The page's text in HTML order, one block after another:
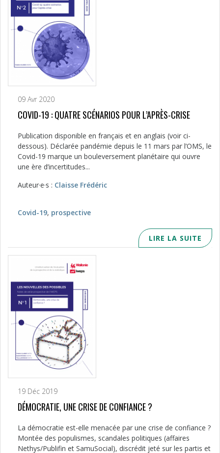
09 Avr 2020
COVID-19 : QUATRE SCÉNARIOS POUR L’APRÈS-CRISE
Publication disponible en français et en anglais (voir ci-
dessous). Déclarée pandémie depuis le 11 mars par l’OMS, le
Covid-19 marque un bouleversement planétaire qui ouvre
une ère d’incertitudes...
Auteur·e·s : Claisse Frédéric
Covid-19, prospective
LIRE LA SUITE
19 Déc 2019
DÉMOCRATIE, UNE CRISE DE CONFIANCE ?
La démocratie est-elle menacée par une crise de confiance ?
Montée des populismes, scandales politiques (affaires
Nethys/Publifin et SamuSocial), discrédit jeté sur les partis et